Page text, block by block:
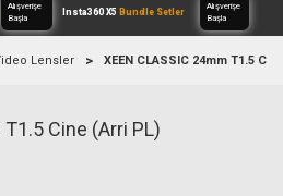
Bundle Setler
Alışverişe
Lensler XEEN CLASSIC 24mm T1.5
Cine (Arri PL)